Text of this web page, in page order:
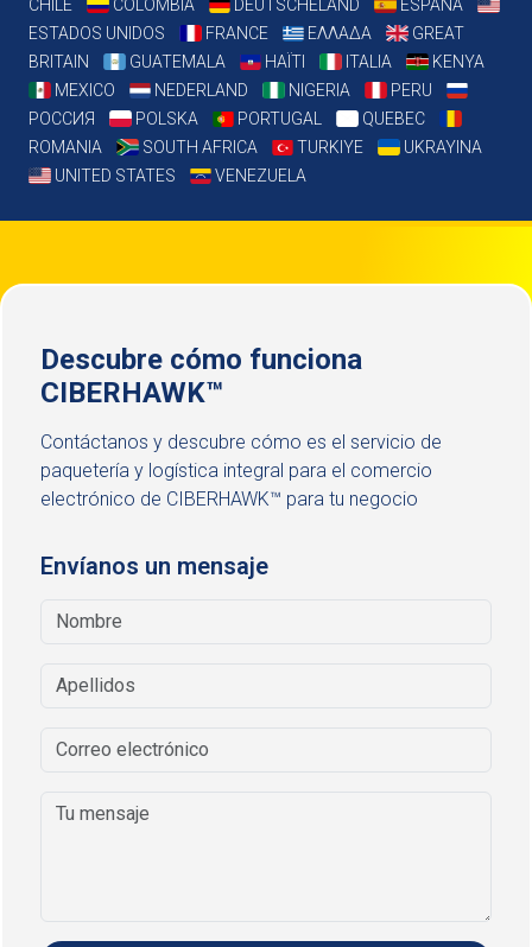
CHILE COLOMBIA DEUTSCHELAND
ESPAÑA
ESTADOS UNIDOS
FRANCE ΕΛΛΑΔΑ
GREAT
BRITAIN
GUATEMALA HAÏTI ITALIA
KENYA
MEXICO
NEDERLAND NIGERIA
PERU
РОССИЯ
POLSKA PORTUGAL
QUEBEC
ROMANIA
SOUTH AFRICA TURKIYE
UKRAYINA
UNITED STATES
VENEZUELA
Descubre cómo funciona
CIBERHAWK™
Contáctanos y descubre cómo es el servicio de
paquetería y logística integral para el comercio
electrónico de CIBERHAWK™ para tu negocio
Envíanos un mensaje